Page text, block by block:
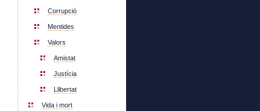
Corrupció
Mentides
Valors
Amistat
Justícia
Llibertat
Vida i mort